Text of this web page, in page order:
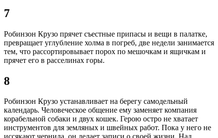
7
Робинзон Крузо прячет съестные припасы и вещи в палатке,
превращает углубление холма в погреб, две недели занимается
тем, что рассортировывает порох по мешочкам и ящичкам и
прячет его в расселинах горы.
8
Робинзон Крузо устанавливает на берегу самодельный
календарь. Человеческое общение ему заменяет компания
корабельной собаки и двух кошек. Герою остро не хватает
инструментов для земляных и швейных работ. Пока у него не